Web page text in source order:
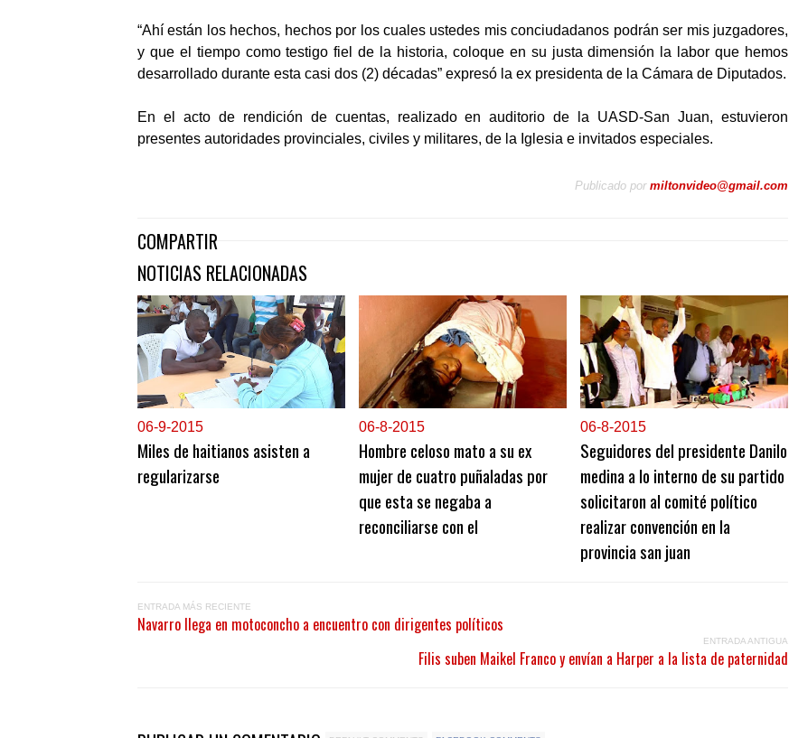
“Ahí están los hechos, hechos por los cuales ustedes mis conciudadanos podrán ser mis juzgadores,
y que el tiempo como testigo fiel de la historia, coloque en su justa dimensión la labor que hemos
desarrollado durante esta casi dos (2) décadas” expresó la ex presidenta de la Cámara de Diputados.
En el acto de rendición de cuentas, realizado en auditorio de la UASD-San Juan, estuvieron
presentes autoridades provinciales, civiles y militares, de la Iglesia e invitados especiales.
Publicado por miltonvideo@gmail.com
COMPARTIR
NOTICIAS RELACIONADAS
06-9-2015
Miles de haitianos asisten a
regularizarse
06-8-2015
Hombre celoso mato a su ex
mujer de cuatro puñaladas por
que esta se negaba a
reconciliarse con el
06-8-2015
Seguidores del presidente Danilo
medina a lo interno de su partido
solicitaron al comité político
realizar convención en la
provincia san juan
ENTRADA MÁS RECIENTE
Navarro llega en motoconcho a encuentro con dirigentes políticos
ENTRADA ANTIGUA
Filis suben Maikel Franco y envían a Harper a la lista de paternidad